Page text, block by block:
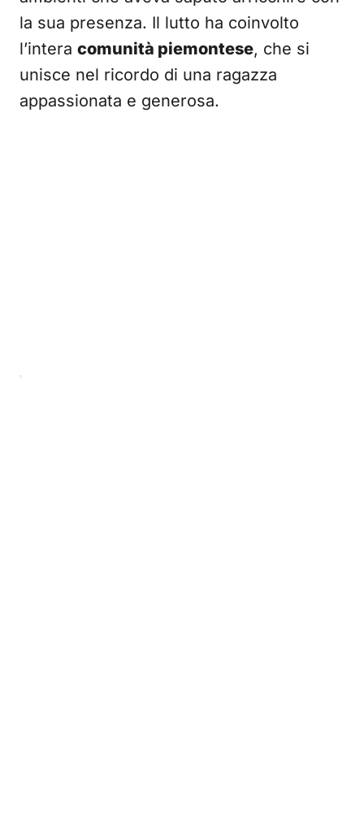
la sua presenza. Il lutto ha coinvolto
l’intera comunità piemontese, che si
unisce nel ricordo di una ragazza
appassionata e generosa.